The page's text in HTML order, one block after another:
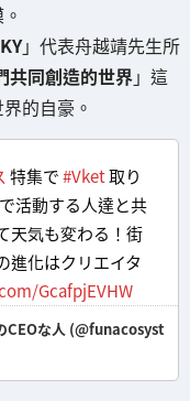
」代表舟越靖先生所
共同創造的世界」這
的自豪。
特集で#Vket取り
活動する人達と共
天気も変わる！街
進化はクリエイタ
GcafpjEVHW